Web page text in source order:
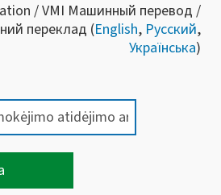
/ VMI Машинный перевод /
переклад (English, Русский,
Українська)